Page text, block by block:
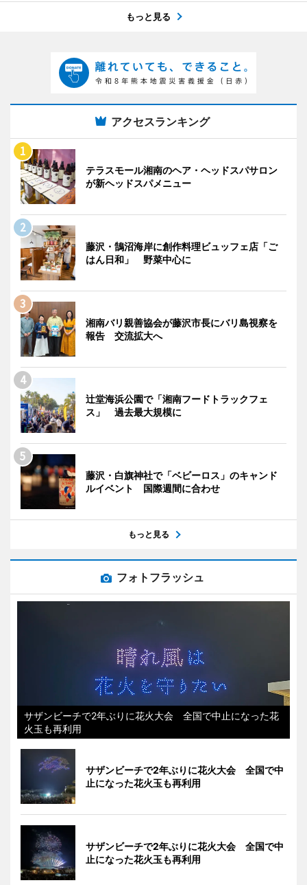
もっと見る
アクセスランキング
テラスモール湘南のヘア・ヘッドスパサロン
が新ヘッドスパメニュー
藤沢・鵠沼海岸に創作料理ビュッフェ店「ご
はん日和」 野菜中心に
湘南バリ親善協会が藤沢市長にバリ島視察を
報告 交流拡大へ
辻堂海浜公園で「湘南フードトラックフェ
ス」 過去最大規模に
藤沢・白旗神社で「ベビーロス」のキャンド
ルイベント 国際週間に合わせ
もっと見る
フォトフラッシュ
サザンビーチで2年ぶりに花火大会 全国で中止になった花
火玉も再利用
サザンビーチで2年ぶりに花火大会 全国で中
止になった花火玉も再利用
サザンビーチで2年ぶりに花火大会 全国で中
止になった花火玉も再利用